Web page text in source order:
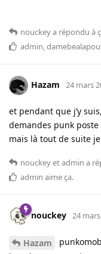
nouckeya répondu à
admin,
Hazam 24 mars
et pendant que j’y
demandes punk
mais là tout de suite je
nouckeyetadmin a
admin aime ça.
nouckey 24
Hazam